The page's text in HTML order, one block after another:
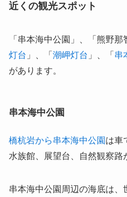
近くの観光スポット
「串本海中公園」、「熊野那
灯台 」、「 潮岬灯台 」、「 串
があります。
串本海中公園
橋杭岩から串本海中公園は車
水族館、展望台、自然観察路
串本海中公園周辺の海底は、